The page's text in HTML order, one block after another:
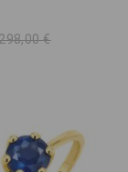
€